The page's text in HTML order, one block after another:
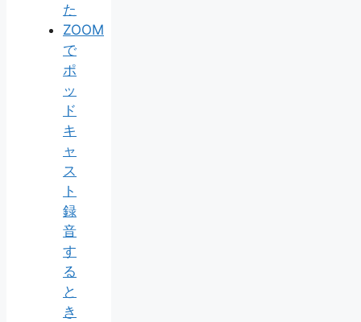
た
ZOOM
で
ポ
ッ
ド
キ
ャ
ス
ト
録
音
す
る
と
き